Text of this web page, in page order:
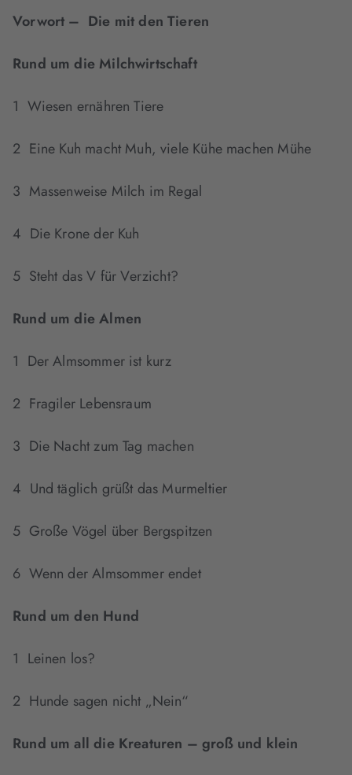
Vorwort – Die mit den Tieren
Rund um die Milchwirtschaft
1 Wiesen ernähren Tiere
2 Eine Kuh macht Muh, viele Kühe machen Mühe
3 Massenweise Milch im Regal
4 Die Krone der Kuh
5 Steht das V für Verzicht?
Rund um die Almen
1 Der Almsommer ist kurz
2 Fragiler Lebensraum
3 Die Nacht zum Tag machen
4 Und täglich grüßt das Murmeltier
5 Große Vögel über Bergspitzen
6 Wenn der Almsommer endet
Rund um den Hund
1 Leinen los?
2 Hunde sagen nicht „Nein“
Rund um all die Kreaturen – groß und klein